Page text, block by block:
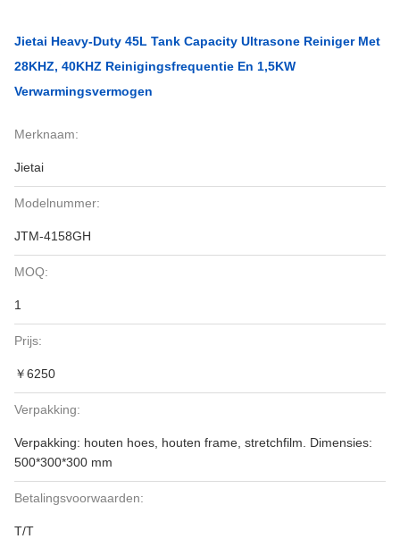
Jietai Heavy-Duty 45L Tank Capacity Ultrasone Reiniger Met
28KHZ, 40KHZ Reinigingsfrequentie En 1,5KW
Verwarmingsvermogen
Merknaam:
Jietai
Modelnummer:
JTM-4158GH
MOQ:
1
Prijs:
￥6250
Verpakking:
Verpakking: houten hoes, houten frame, stretchfilm. Dimensies:
500*300*300 mm
Betalingsvoorwaarden:
T/T